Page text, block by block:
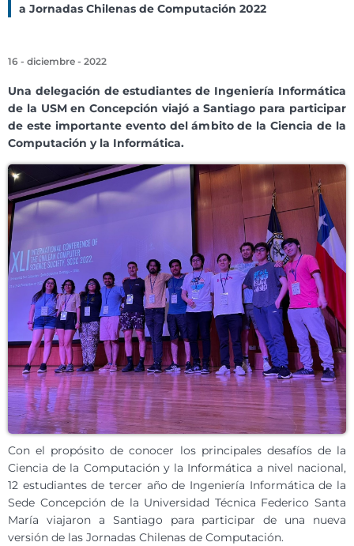
a Jornadas Chilenas de Computación 2022
16 - diciembre - 2022
Una delegación de estudiantes de Ingeniería Informática
de la USM en Concepción viajó a Santiago para participar
de este importante evento del ámbito de la Ciencia de la
Computación y la Informática.
Con el propósito de conocer los principales desafíos de la
Ciencia de la Computación y la Informática a nivel nacional,
12 estudiantes de tercer año de Ingeniería Informática de la
Sede Concepción de la Universidad Técnica Federico Santa
María viajaron a Santiago para participar de una nueva
versión de las Jornadas Chilenas de Computación.